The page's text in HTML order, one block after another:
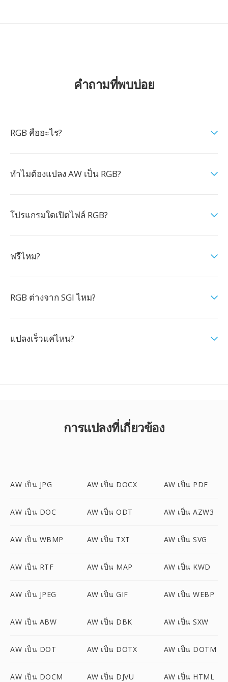
คำถามที่พบบ่อย
RGB คืออะไร?
ทำไมต้องแปลง AW เป็น RGB?
โปรแกรมใดเปิดไฟล์ RGB?
ฟรีไหม?
RGB ต่างจาก SGI ไหม?
แปลงเร็วแค่ไหน?
การแปลงที่เกี่ยวข้อง
AW เป็น JPG AW เป็น DOCX AW เป็น PDF
AW เป็น DOC AW เป็น ODT AW เป็น AZW3
AW เป็น WBMP AW เป็น TXT AW เป็น SVG
AW เป็น RTF AW เป็น MAP AW เป็น KWD
AW เป็น JPEG AW เป็น GIF AW เป็น WEBP
AW เป็น ABW AW เป็น DBK AW เป็น SXW
AW เป็น DOT AW เป็น DOTX AW เป็น DOTM
AW เป็น DOCM AW เป็น DJVU AW เป็น HTML